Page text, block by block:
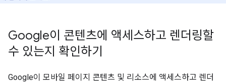
Google이 콘텐츠에 액세스하고 렌더링할
수 있는지 확인하기
Google이 모바일 페이지 콘텐츠 및 리소스에 액세스하고 렌더